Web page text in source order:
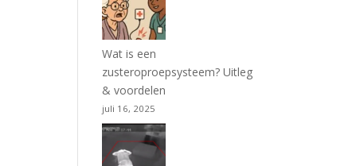
Wat is een
zusteroproepsysteem? Uitleg
& voordelen
juli 16, 2025